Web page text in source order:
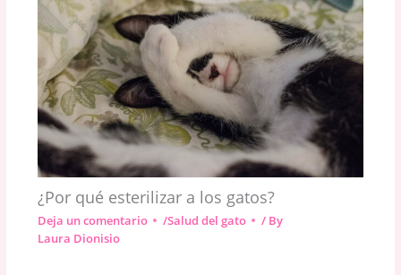
¿Por qué esterilizar a los gatos?
Deja un comentario /Salud del gato
/ By
Laura Dionisio